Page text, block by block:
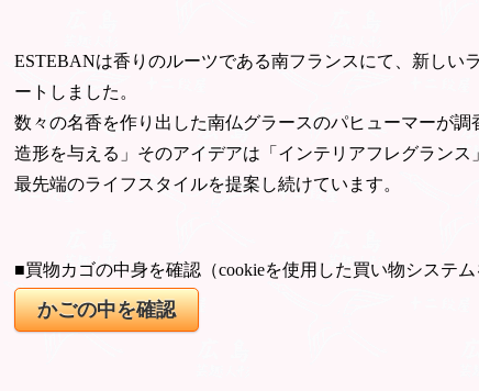
ESTEBANは香りのルーツである南フランスにて、新しい
ートしました。
数々の名香を作り出した南仏グラースのパヒューマーが
造形を与える」そのアイデアは「インテリアフレグラン
最先端のライフスタイルを提案し続けています。
■買物カゴの中身を確認（cookieを使用した買い物システム